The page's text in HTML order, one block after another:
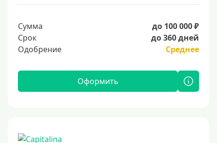
Сумма
до 100 000 ₽
Срок
до 360 дней
Одобрение
Среднее
Оформить